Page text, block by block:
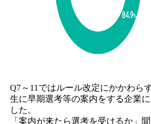
Q7～11ではルール改定にかかわら
生に早期選考等の案内をする企業
した。
「案内が来たら選考を受けるか」